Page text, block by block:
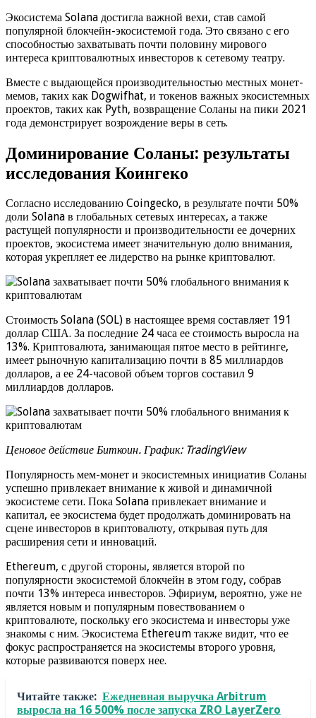
Экосистема Solana достигла важной вехи, став самой
популярной блокчейн-экосистемой года. Это связано с его
способностью захватывать почти половину мирового
интереса криптовалютных инвесторов к сетевому театру.
Вместе с выдающейся производительностью местных монет-
мемов, таких как Dogwifhat, и токенов важных экосистемных
проектов, таких как Pyth, возвращение Соланы на пики 2021
года демонстрирует возрождение веры в сеть.
Доминирование Соланы: результаты
исследования Коингеко
Согласно исследованию Coingecko, в результате почти 50%
доли Solana в глобальных сетевых интересах, а также
растущей популярности и производительности ее дочерних
проектов, экосистема имеет значительную долю внимания,
которая укрепляет ее лидерство на рынке криптовалют.
Стоимость Solana (SOL) в настоящее время составляет 191
доллар США. За последние 24 часа ее стоимость выросла на
13%. Криптовалюта, занимающая пятое место в рейтинге,
имеет рыночную капитализацию почти в 85 миллиардов
долларов, а ее 24-часовой объем торгов составил 9
миллиардов долларов.
Ценовое действие Биткоин. График: TradingView
Популярность мем-монет и экосистемных инициатив Соланы
успешно привлекает внимание к живой и динамичной
экосистеме сети. Пока Solana привлекает внимание и
капитал, ее экосистема будет продолжать доминировать на
сцене инвесторов в криптовалюту, открывая путь для
расширения сети и инноваций.
Ethereum, с другой стороны, является второй по
популярности экосистемой блокчейн в этом году, собрав
почти 13% интереса инвесторов. Эфириум, вероятно, уже не
является новым и популярным повествованием о
криптовалюте, поскольку его экосистема и инвесторы уже
знакомы с ним. Экосистема Ethereum также видит, что ее
фокус распространяется на экосистемы второго уровня,
которые развиваются поверх нее.
Читайте также: Ежедневная выручка Arbitrum
выросла на 16 500% после запуска ZRO LayerZero